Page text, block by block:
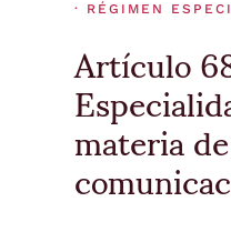
· RÉGIMEN
Artículo
materia de